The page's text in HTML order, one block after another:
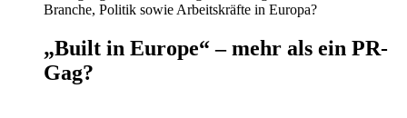
Branche, Politik sowie Arbeitskräfte in Europa?
„Built in Europe“ – mehr als ein PR-
Gag?